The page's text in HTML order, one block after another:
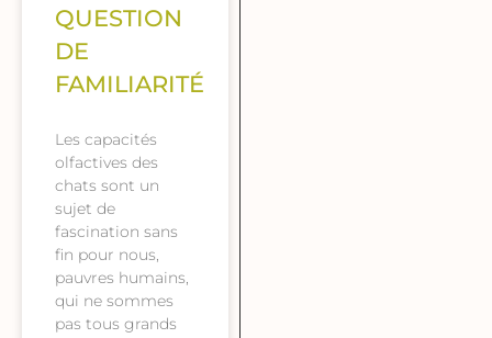
QUESTION
DE
FAMILIARITÉ
Les capacités
olfactives des
chats sont un
sujet de
fascination sans
fin pour nous,
pauvres humains,
qui ne sommes
pas tous grands